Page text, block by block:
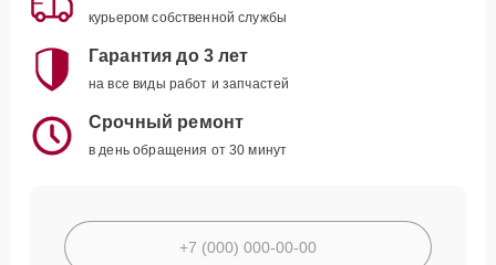
курьером собственной службы
Гарантия до 3 лет
на все виды работ и запчастей
Срочный ремонт
в день обращения от 30 минут